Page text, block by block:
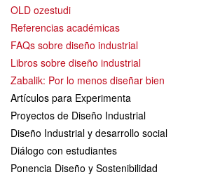
OLD ozestudi
Referencias académicas
FAQs sobre diseño industrial
Libros sobre diseño industrial
Zabalik: Por lo menos diseñar bien
Artículos para Experimenta
Proyectos de Diseño Industrial
Diseño Industrial y desarrollo social
Diálogo con estudiantes
Ponencia Diseño y Sostenibilidad